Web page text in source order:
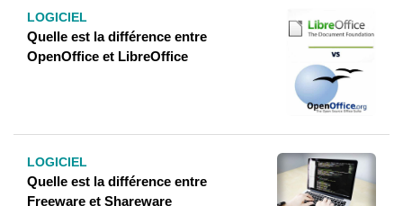
LOGICIEL
Quelle est la différence entre
OpenOffice et LibreOffice
LOGICIEL
Quelle est la différence entre
Freeware et Shareware